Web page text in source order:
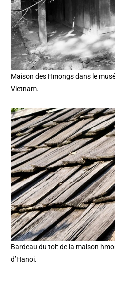
Maison des Hmongs dans le
Vietnam.
Bardeau du toit de la maison
d’Hanoi.